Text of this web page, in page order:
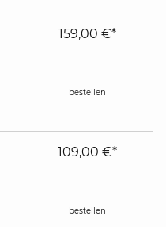
159,00 €*
bestellen
109,00 €*
bestellen